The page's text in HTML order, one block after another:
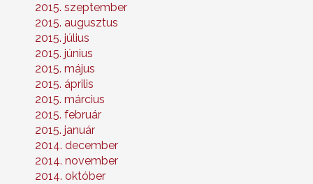
2015. szeptember
2015. augusztus
2015. július
2015. június
2015. május
2015. április
2015. március
2015. február
2015. január
2014. december
2014. november
2014. október